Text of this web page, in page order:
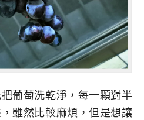
葡萄洗乾淨，每一顆對半
雖然比較麻煩，但是想讓